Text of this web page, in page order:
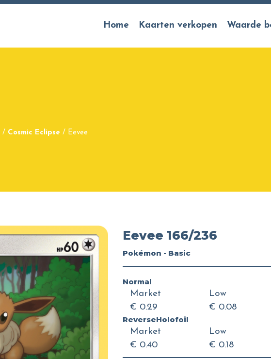
Home Kaarten verkopen Waarde
/ Cosmic Eclipse / Eevee
Eevee 166/236
Pokémon - Basic
Normal
Market
€ 0.29
Low
€ 0.08
ReverseHolofoil
Market
€ 0.40
Low
€ 0.18